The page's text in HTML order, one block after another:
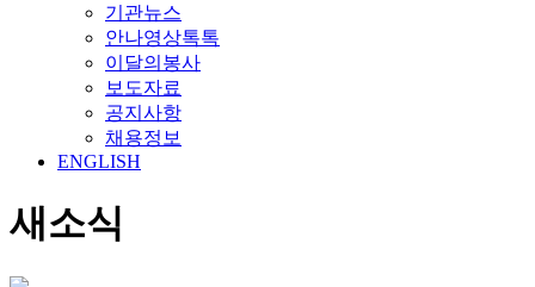
기관뉴스
안나영상톡톡
이달의봉사
보도자료
공지사항
채용정보
ENGLISH
새소식